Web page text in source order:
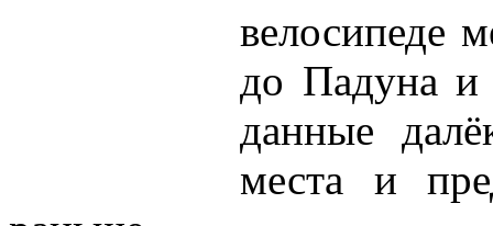
велосипеде
до Падуна и
данные
места и